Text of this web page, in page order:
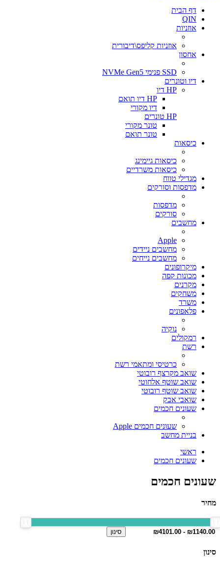
דף הבית
QIN
אוזניות
אוזניות קליפס\דיבורית
אחסון
SSD פנימי NVMe Gen5
דיו וטונרים
HP דיו
HP דיו תואם
דיו מקורי
HP טונרים
טונר מקורי
טונר תואם
כיסאות
כיסאות גיימינג
כיסאות משרדיים
מגדילי טווח
מדפסות וסורקים
מדפסות
סורקים
מחשבים
Apple
מחשבים ניידים
מחשבים נייחים
מיקרופונים
מכונות קפה
מקרנים
משחקים
משרד
פלאפונים
נוקיה
רמקולים
רשת
כרטיסי ומתאמי רשת
שואב מקרצף רובוטי
שואב שוטף אלחוטי
שואב שוטף רובוטי
שואבי אבק
שעונים חכמים
שעונים חכמים Apple
בניית מחשב
ראשי
שעונים חכמים
שעונים חכמים
מחיר
סינון
סינון